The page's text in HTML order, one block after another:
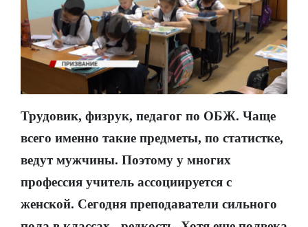
Трудовик, физрук, педагог по ОБЖ. Чаще
всего именно такие предметы, по статистке,
ведут мужчины. Поэтому у многих
профессия учитель ассоциируется с
женской. Сегодня преподаватели сильного